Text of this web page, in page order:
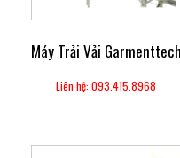
Máy Trải Vải Garmenttech
Liên hệ: 093.415.8968